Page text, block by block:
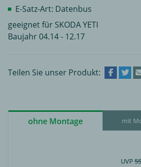
E-Satz-Art: Datenbus
geeignet für SKODA YETI
Baujahr 04.14 - 12.17
Teilen Sie unser Produkt:
ohne Montage mit
UVP